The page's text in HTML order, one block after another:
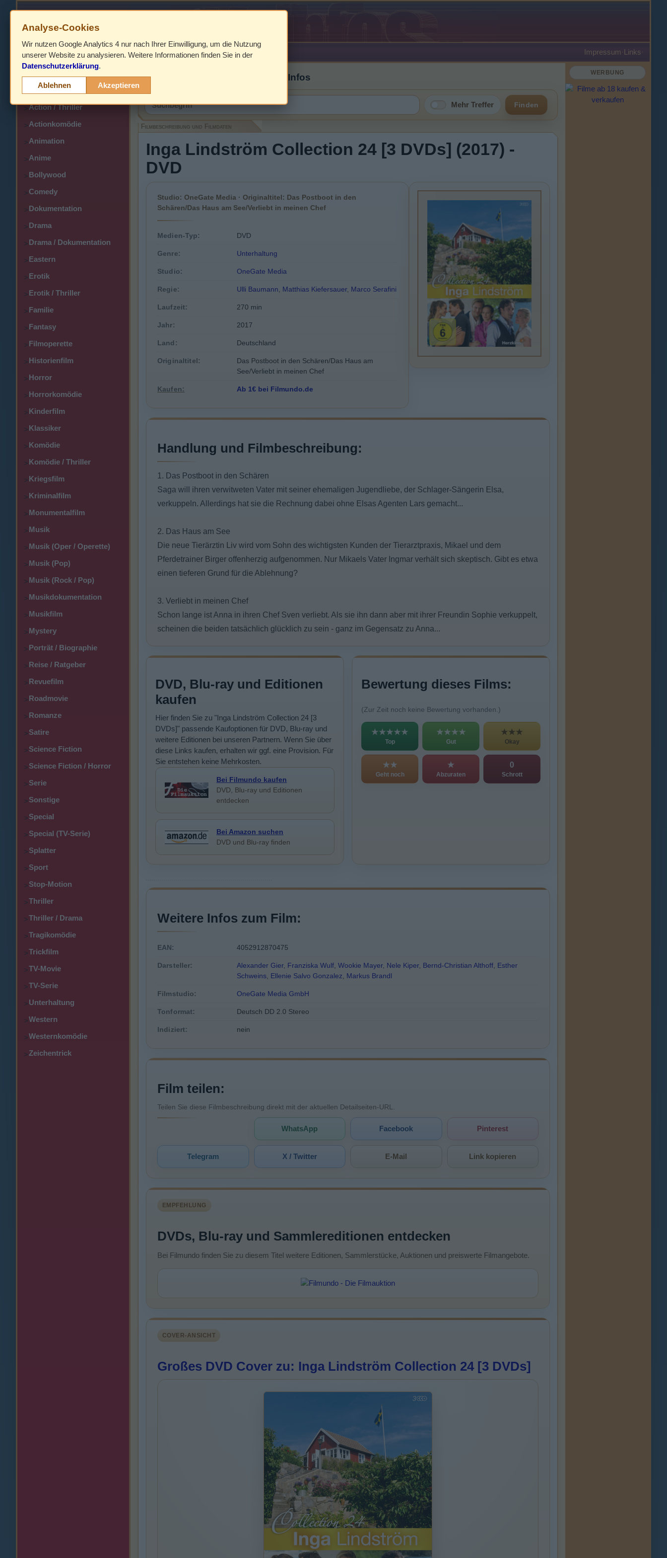
HOME Impressum ·Links·
>
> Action
>Action / Thriller
>Actionkomödie
>Animation
>Anime
>Bollywood
>Comedy
>Dokumentation
>Drama
>Drama / Dokumentation
>Eastern
>Erotik
>Erotik / Thriller
>Familie
>Fantasy
>Filmoperette
>Historienfilm
>Horror
>Horrorkomödie
>Kinderfilm
>Klassiker
>Komödie
>Komödie / Thriller
>Kriegsfilm
>Kriminalfilm
>Monumentalfilm
>Musik
>Musik (Oper / Operette)
>Musik (Pop)
>Musik (Rock / Pop)
>Musikdokumentation
>Musikfilm
>Mystery
>Porträt / Biographie
>Reise / Ratgeber
>Revuefilm
>Roadmovie
>Romanze
>Satire
>Science Fiction
>Science Fiction / Horror
>Serie
>Sonstige
>Special
>Special (TV-Serie)
>Splatter
>Sport
>Stop-Motion
>Thriller
>Thriller / Drama
>Tragikomödie
>Trickfilm
>TV-Movie
>TV-Serie
>Unterhaltung
>Western
>Westernkomödie
>Zeichentrick
Filmbeschreibung, Cover & DVD Infos
Mehr Treffer Finden
Filmbeschreibung und Filmdaten
Inga Lindström Collection 24 [3 DVDs] (2017) -
DVD
Studio: OneGate Media · Originaltitel: Das Postboot in den
Schären/Das Haus am See/Verliebt in meinen Chef
Medien-Typ: DVD
Genre: Unterhaltung
Studio: OneGate Media
Regie: Ulli Baumann Matthias Kiefersauer, Marco Serafini
Laufzeit: 270 min
Jahr: 2017
Land: Deutschland
Originaltitel:
Das Postboot in den Schären/Das Haus am
See/Verliebt in meinen Chef
Kaufen: Ab 1€ bei Filmundo.de
Handlung und Filmbeschreibung:
1. Das Postboot in den Schären
Saga will ihren verwitweten Vater mit seiner ehemaligen Jugendliebe, der Schlager-Sängerin Elsa,
verkuppeln. Allerdings hat sie die Rechnung dabei ohne Elsas Agenten Lars gemacht...
2. Das Haus am See
Die neue Tierärztin Liv wird vom Sohn des wichtigsten Kunden der Tierarztpraxis, Mikael und dem
Pferdetrainer Birger offenherzig aufgenommen. Nur Mikaels Vater Ingmar verhält sich skeptisch. Gibt es etwa
einen tieferen Grund für die Ablehnung?
3. Verliebt in meinen Chef
Schon lange ist Anna in ihren Chef Sven verliebt. Als sie ihn dann aber mit ihrer Freundin Sophie verkuppelt,
scheinen die beiden tatsächlich glücklich zu sein - ganz im Gegensatz zu Anna...
DVD, Blu-ray und Editionen
kaufen
Hier finden Sie zu "Inga Lindström Collection 24 [3
DVDs]" passende Kaufoptionen für DVD, Blu-ray und
weitere Editionen bei unseren Partnern. Wenn Sie über
diese Links kaufen, erhalten wir ggf. eine Provision. Für
Sie entstehen keine Mehrkosten.
Bei Filmundo kaufen
DVD, Blu-ray und Editionen
entdecken
Bei Amazon suchen
DVD und Blu-ray finden
Bewertung dieses Films:
(Zur Zeit noch keine Bewertung vorhanden.)
★★★★★
Top
★★★★
Gut
★★★
Okay
★★
Geht noch
★
Abzuraten
0
Schrott
Weitere Infos zum Film:
EAN: 4052912870475
Darsteller: Alexander Gier, Franziska Wulf Wookie Mayer, Nele Kiper, Bernd-Christian Althoff Esther
Schweins Ellenie Salvo Gonzalez Markus Brandl
Filmstudio: OneGate Media GmbH
Tonformat: Deutsch DD 2.0 Stereo
Indiziert: nein
Film teilen:
Teilen Sie diese Filmbeschreibung direkt mit der aktuellen Detailseiten-URL.
WhatsApp Facebook Pinterest
Telegram X / Twitter E-Mail Link kopieren
EMPFEHLUNG
DVDs, Blu-ray und Sammlereditionen entdecken
Bei Filmundo finden Sie zu diesem Titel weitere Editionen, Sammlerstücke, Auktionen und preiswerte Filmangebote.
COVER-ANSICHT
Großes DVD Cover zu: Inga Lindström Collection 24 [3 DVDs]
WERBUNG
Analyse-Cookies
Wir nutzen Google Analytics 4 nur nach Ihrer Einwilligung, um die Nutzung
unserer Website zu analysieren. Weitere Informationen finden Sie in der
Datenschutzerklärung.
Ablehnen Akzeptieren